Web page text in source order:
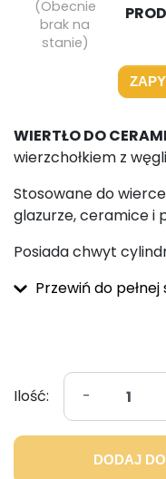
(Obecnie
brak na
stanie)
WIERTŁO DO
wierzchołkiem z
Stosowane do
glazurze, ceramice i
Posiada chwyt
Przewiń do
Ilość: -
DODAJ